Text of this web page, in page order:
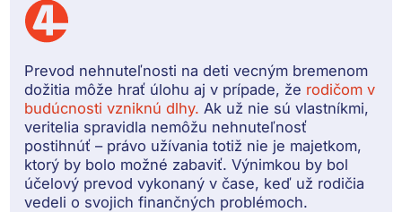
Prevod nehnuteľnosti na deti vecným bremenom
dožitia môže hrať úlohu aj v prípade, že rodičom v
budúcnosti vzniknú dlhy. Ak už nie sú vlastníkmi,
veritelia spravidla nemôžu nehnuteľnosť
postihnúť – právo užívania totiž nie je majetkom,
ktorý by bolo možné zabaviť. Výnimkou by bol
účelový prevod vykonaný v čase, keď už rodičia
vedeli o svojich finančných problémoch.